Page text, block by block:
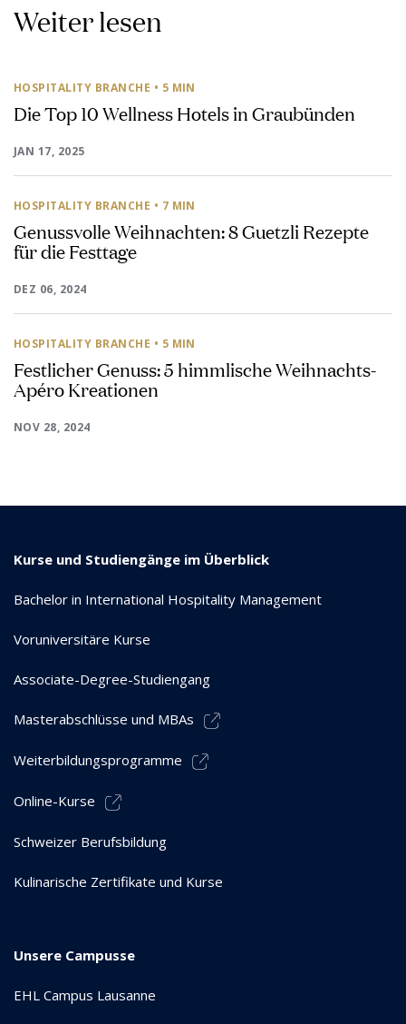
Weiter lesen
HOSPITALITY BRANCHE • 5 MIN
Die Top 10 Wellness Hotels in Graubünden
JAN 17, 2025
HOSPITALITY BRANCHE • 7 MIN
Genussvolle Weihnachten: 8 Guetzli Rezepte
für die Festtage
DEZ 06, 2024
HOSPITALITY BRANCHE • 5 MIN
Festlicher Genuss: 5 himmlische Weihnachts-
Apéro Kreationen
NOV 28, 2024
Kurse und Studiengänge im Überblick
Bachelor in International Hospitality Management
Voruniversitäre Kurse
Associate-Degree-Studiengang
Masterabschlüsse und MBAs
Weiterbildungsprogramme
Online-Kurse
Schweizer Berufsbildung
Kulinarische Zertifikate und Kurse
Unsere Campusse
EHL Campus Lausanne